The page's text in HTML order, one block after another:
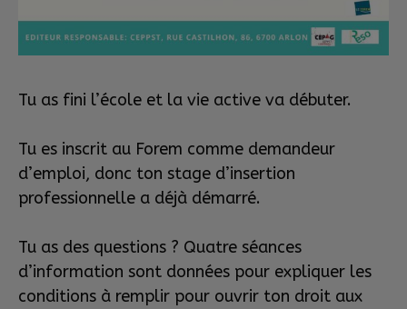
Tu as fini l’école et la vie active va débuter.
Tu es inscrit au Forem comme demandeur
d’emploi, donc ton stage d’insertion
professionnelle a déjà démarré.
Tu as des questions ? Quatre séances
d’information sont données pour expliquer les
conditions à remplir pour ouvrir ton droit aux